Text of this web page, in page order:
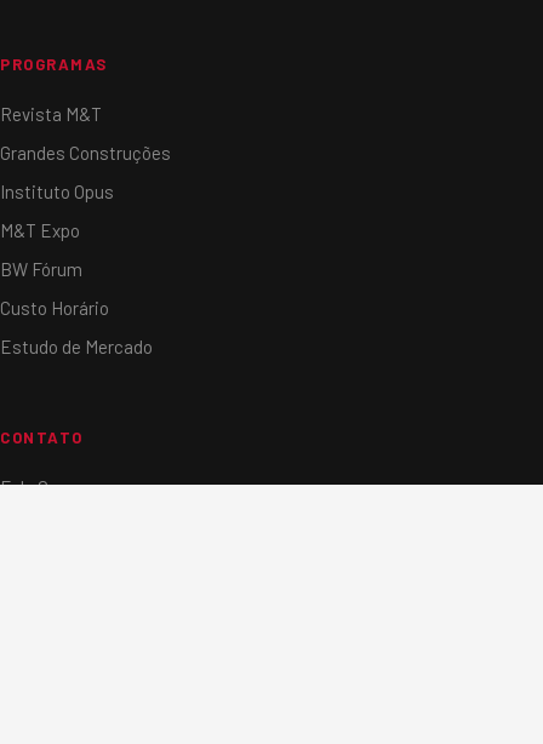
PROGRAMAS
Revista M&T
Grandes Construções
Instituto Opus
M&T Expo
BW Fórum
Custo Horário
Estudo de Mercado
CONTATO
Fale Conosco